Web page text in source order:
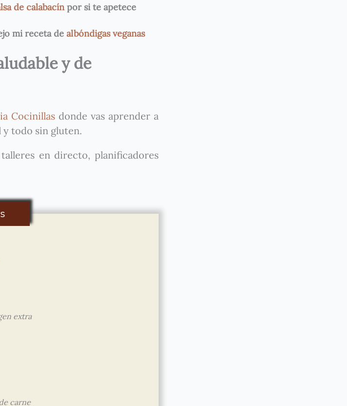
de calabacínpor si te apetece
mi receta de albóndigas veganas
y de
Cocinillasdonde vas aprender a
y todo sin gluten.
en directo, planificadores
extra
carne